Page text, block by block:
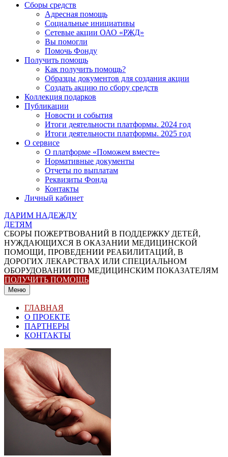
Сборы средств
Адресная помощь
Социальные инициативы
Сетевые акции ОАО «РЖД»
Вы помогли
Помочь Фонду
Получить помощь
Как получить помощь?
Образцы документов для создания акции
Создать акцию по сбору средств
Коллекция подарков
Публикации
Новости и события
Итоги деятельности платформы. 2024 год
Итоги деятельности платформы. 2025 год
О сервисе
О платформе «Поможем вместе»
Нормативные документы
Отчеты по выплатам
Реквизиты Фонда
Контакты
Личный кабинет
ДАРИМ НАДЕЖДУ
ДЕТЯМ
СБОРЫ ПОЖЕРТВОВАНИЙ В ПОДДЕРЖКУ ДЕТЕЙ,
НУЖДАЮЩИХСЯ В ОКАЗАНИИ МЕДИЦИНСКОЙ
ПОМОЩИ, ПРОВЕДЕНИИ РЕАБИЛИТАЦИЙ, В
ДОРОГИХ ЛЕКАРСТВАХ ИЛИ СПЕЦИАЛЬНОМ
ОБОРУДОВАНИИ ПО МЕДИЦИНСКИМ ПОКАЗАТЕЛЯМ
ПОЛУЧИТЬ ПОМОЩЬ
Меню
ГЛАВНАЯ
О ПРОЕКТЕ
ПАРТНЕРЫ
КОНТАКТЫ